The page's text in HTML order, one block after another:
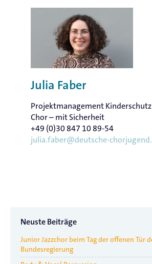
Julia Faber
Projektmanagement Kinderschutz
Chor – mit Sicherheit
+49 (0)30 847 10 89-54
julia.faber@deutsche-
Neuste Beiträge
Junior Jazzchor beim Tag der offenen Tür
Bundesregierung